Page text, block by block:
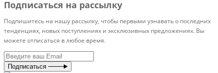
Подписаться на рассылку
Подпишитесь на нашу рассылку, чтобы первыми узнавать о последних
тенденциях, новых поступлениях и эксклюзивных предложениях. Вы
можете отписаться в любое время.
Подписаться